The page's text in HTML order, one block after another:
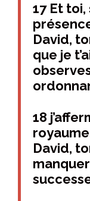
17 Et
David,
que je
18
David,